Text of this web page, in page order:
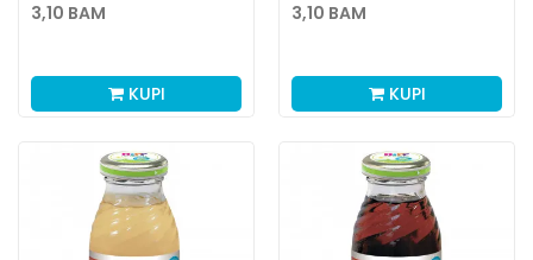
3,10 BAM
KUPI
3,10 BAM
KUPI